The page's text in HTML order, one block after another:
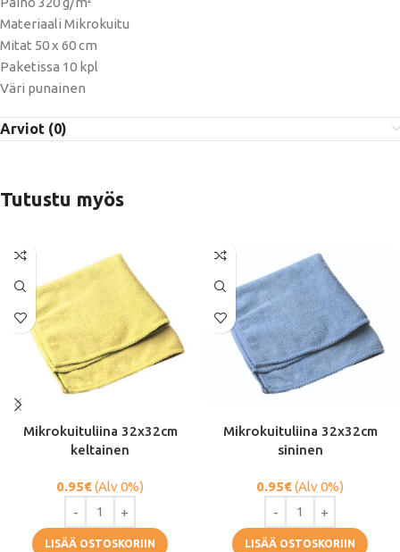
Materiaali Mikrokuitu
Mitat 50 x 60 cm
Paketissa 10 kpl
Väri punainen
Arviot (0)
Tutustu myös
Mikrokuituliina 32x32cm
keltainen
0.95€(Alv 0%)
LISÄÄ OSTOSKORIIN
Mikrokuituliina 32x32cm
sininen
0.95€(Alv 0%)
LISÄÄ OSTOSKORIIN